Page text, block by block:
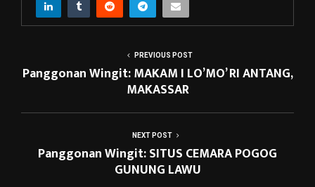
PREVIOUS POST
Panggonan Wingit: MAKAM I LO’MO’ RI ANTANG,
MAKASSAR
NEXT POST
Panggonan Wingit: SITUS CEMARA POGOG
GUNUNG LAWU